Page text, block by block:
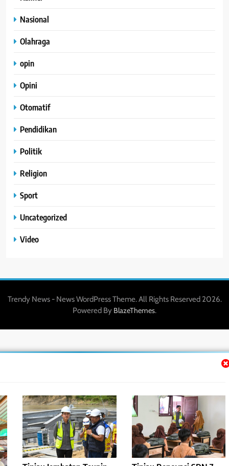
Nasional
Olahraga
opin
Opini
Otomatif
Pendidikan
Politik
Religion
Sport
Uncategorized
Video
Trendy News - News WordPress Theme. All Rights Reserved 2026.
Powered By BlazeThemes.